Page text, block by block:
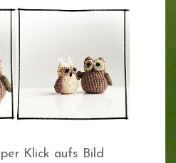
Klick aufs Bild